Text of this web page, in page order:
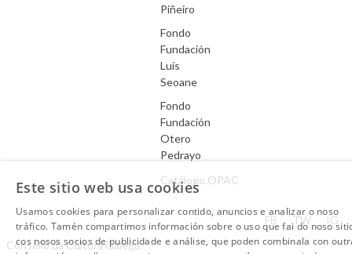
Piñeiro
Fondo
Fundación
Luís
Seoane
Fondo
Fundación
Otero
Pedrayo
Catálogo.OPAC
Aviso Legal
Consello da Cultura Galega.
FB TW IG
Este sitio web usa cookies
Usamos cookies para personalizar contido, anuncios e analizar o noso
tráfico. Tamén compartimos información sobre o uso que fai do noso
cos nosos socios de publicidade e análise, que poden combinala con